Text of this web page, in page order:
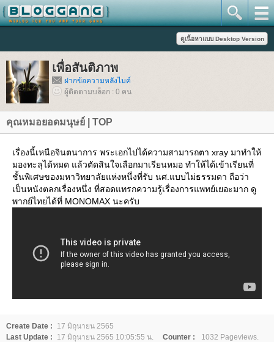
เพื่อสันติภาพ
ฝากข้อความหลังไมค์
ผู้ติดตามบล็อก : 0 คน
คุณหมอยอดมนุษย์ | TOP
เรื่องนี้เหนือจินตนาการ พระเอกไปได้ความสามารถตา xray มาทำให้
มองทะลุได้หมด แล้วตัดสินใจเลือกมาเรียนหมอ ทำให้ได้เข้าเรียนที่
ชั้นพิเศษของมหาวิทยาลัยแห่งหนึ่งที่รับ นศ.แบบไม่ธรรมดา ถือว่า
เป็นหนังตลกเรื่องหนึ่ง ที่สอดแทรกความรู้เรื่องการแพทย์เยอะมาก ดู
พากย์ไทยได้ที่ MONOMAX นะครับ
Create Date :
17 มิถุนายน 2565
Last Update :
17 มิถุนายน 2565 10:05:55 น. Counter :
1032 Pageviews.